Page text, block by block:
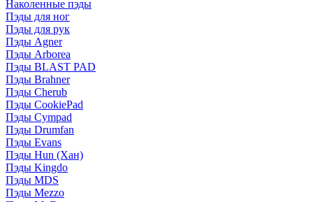
Наколенные пэды
Пэды для ног
Пэды для рук
Пэды Agner
Пэды Arborea
Пэды BLAST PAD
Пэды Brahner
Пэды Cherub
Пэды CookiePad
Пэды Cympad
Пэды Drumfan
Пэды Evans
Пэды Hun (Хан)
Пэды Kingdo
Пэды MDS
Пэды Mezzo